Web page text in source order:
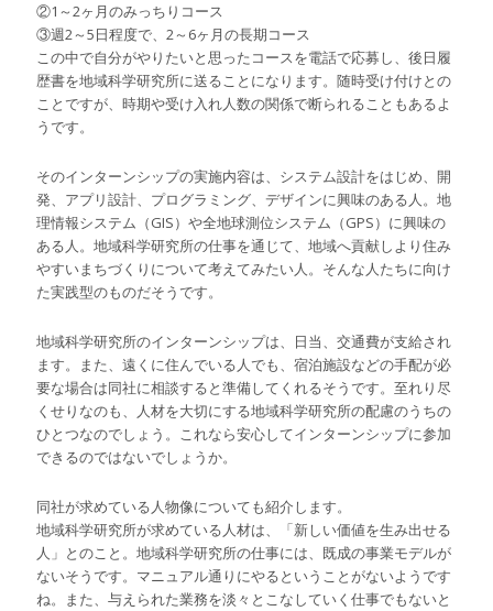
②1～2ヶ月のみっちりコース
③週2～5日程度で、2～6ヶ月の長期コース
この中で自分がやりたいと思ったコースを電話で応募し、後日履
歴書を地域科学研究所に送ることになります。随時受け付けとの
ことですが、時期や受け入れ人数の関係で断られることもあるよ
うです。
そのインターンシップの実施内容は、システム設計をはじめ、開
発、アプリ設計、プログラミング、デザインに興味のある人。地
理情報システム（GIS）や全地球測位システム（GPS）に興味の
ある人。地域科学研究所の仕事を通じて、地域へ貢献しより住み
やすいまちづくりについて考えてみたい人。そんな人たちに向け
た実践型のものだそうです。
地域科学研究所のインターンシップは、日当、交通費が支給され
ます。また、遠くに住んでいる人でも、宿泊施設などの手配が必
要な場合は同社に相談すると準備してくれるそうです。至れり尽
くせりなのも、人材を大切にする地域科学研究所の配慮のうちの
ひとつなのでしょう。これなら安心してインターンシップに参加
できるのではないでしょうか。
同社が求めている人物像についても紹介します。
地域科学研究所が求めている人材は、「新しい価値を生み出せる
人」とのこと。地域科学研究所の仕事には、既成の事業モデルが
ないそうです。マニュアル通りにやるということがないようです
ね。また、与えられた業務を淡々とこなしていく仕事でもないと